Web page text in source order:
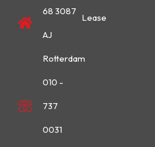
68 3087
AJ
Rotterdam
010 -
737
0031
Lease